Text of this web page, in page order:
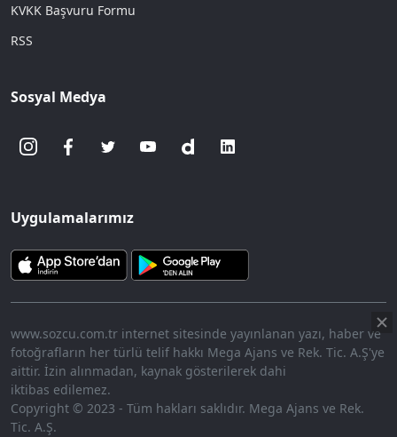
KVKK Başvuru Formu
RSS
Sosyal Medya
Uygulamalarımız
www.sozcu.com.tr internet sitesinde yayınlanan yazı, haber ve
fotoğrafların her türlü telif hakkı Mega Ajans ve Rek. Tic. A.Ş'ye
aittir. İzin alınmadan, kaynak gösterilerek dahi
iktibas edilemez.
Copyright © 2023 - Tüm hakları saklıdır. Mega Ajans ve Rek.
Tic. A.Ş.